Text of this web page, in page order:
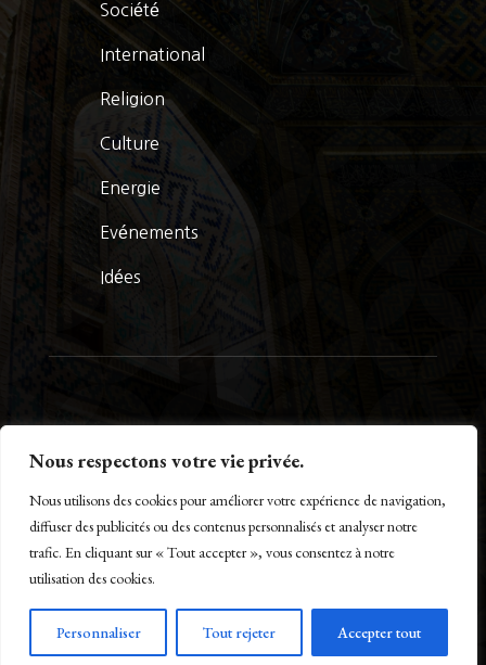
Nous respectons votre vie privée.
Nous utilisons des cookies pour améliorer votre expérience de navigation,
diffuser des publicités ou des contenus personnalisés et analyser notre
trafic. En cliquant sur « Tout accepter », vous consentez à notre
utilisation des cookies.
Personnaliser Tout rejeter Accepter tout
Société
International
Religion
Culture
Energie
Evénements
Idées
Créé par Maestro of IT – www.m-o-i.fr